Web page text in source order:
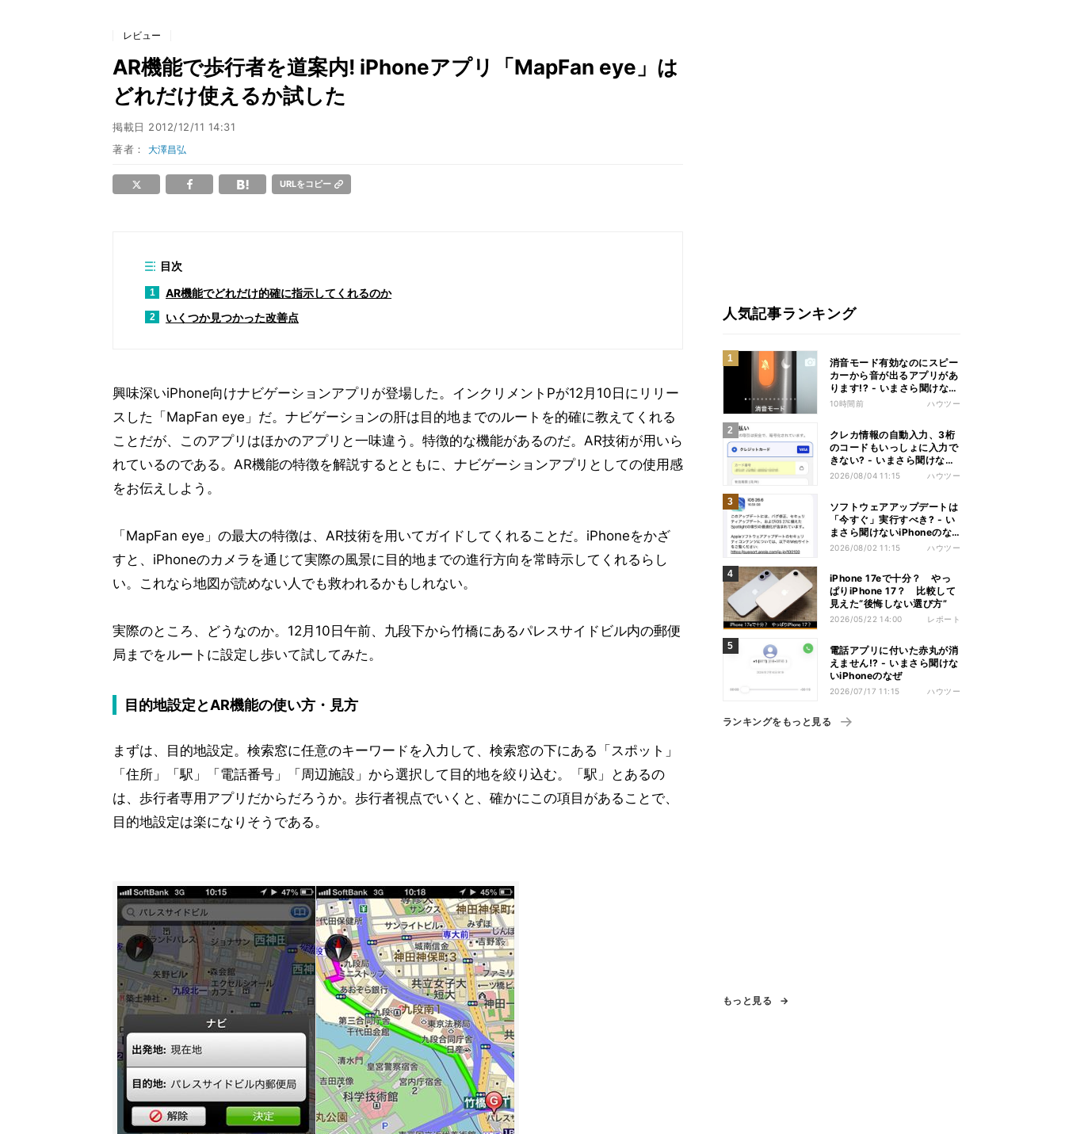
レビュー
AR機能で歩行者を道案内! iPhoneアプリ「MapFan eye」は
どれだけ使えるか試した
掲載日 2012/12/11 14:31
著者：大澤昌弘
URLをコピー
目次
1 AR機能でどれだけ的確に指示してくれるのか
2 いくつか見つかった改善点
興味深いiPhone向けナビゲーションアプリが登場した。インクリメントPが12月10日にリリー
スした「MapFan eye」だ。ナビゲーションの肝は目的地までのルートを的確に教えてくれる
ことだが、このアプリはほかのアプリと一味違う。特徴的な機能があるのだ。AR技術が用いら
れているのである。AR機能の特徴を解説するとともに、ナビゲーションアプリとしての使用感
をお伝えしよう。
「MapFan eye」の最大の特徴は、AR技術を用いてガイドしてくれることだ。iPhoneをかざ
すと、iPhoneのカメラを通じて実際の風景に目的地までの進行方向を常時示してくれるらし
い。これなら地図が読めない人でも救われるかもしれない。
実際のところ、どうなのか。12月10日午前、九段下から竹橋にあるパレスサイドビル内の郵便
局までをルートに設定し歩いて試してみた。
目的地設定とAR機能の使い方・見方
まずは、目的地設定。検索窓に任意のキーワードを入力して、検索窓の下にある「スポット」
「住所」「駅」「電話番号」「周辺施設」から選択して目的地を絞り込む。「駅」とあるの
は、歩行者専用アプリだからだろうか。歩行者視点でいくと、確かにこの項目があることで、
目的地設定は楽になりそうである。
人気記事ランキング
消音モード有効なのにスピー
カーから音が出るアプリがあ
ります!? - いまさら聞けない
iPhoneのなぜ
10時間前 ハウツー
クレカ情報の自動入力、3桁
のコードもいっしょに入力で
きない? - いまさら聞けない
iPhoneのなぜ
2026/08/04 11:15 ハウツー
ソフトウェアアップデートは
「今すぐ」実行すべき? - い
まさら聞けないiPhoneのな
ぜ
2026/08/02 11:15 ハウツー
iPhone 17eで十分？ やっ
ぱりiPhone 17？ 比較して
見えた“後悔しない選び方”
2026/05/22 14:00 レポート
電話アプリに付いた赤丸が消
えません!? - いまさら聞けな
いiPhoneのなぜ
2026/07/17 11:15 ハウツー
ランキングをもっと見る
もっと見る